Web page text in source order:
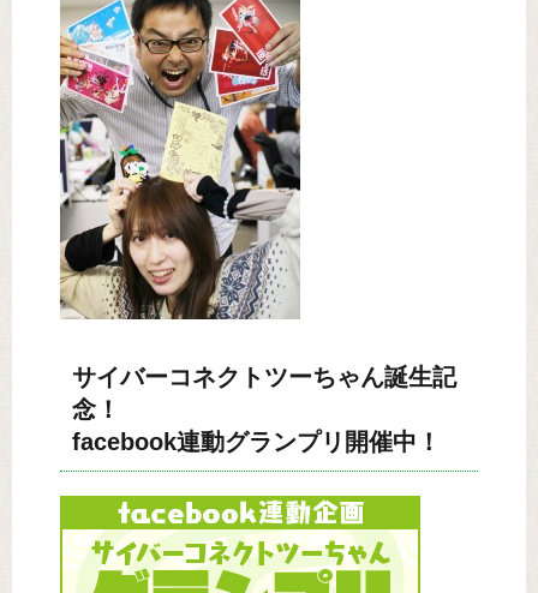
サイバーコネクトツーちゃん誕生記
念！
facebook連動グランプリ開催中！